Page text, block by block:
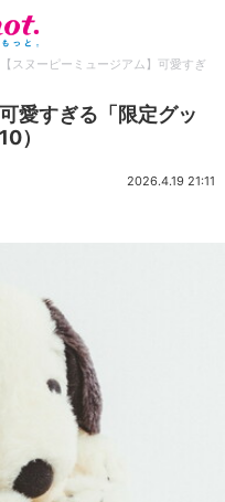
【スヌーピーミュージアム】可愛すぎ
愛すぎる「限定グッ
）
2026.4.19 21:11